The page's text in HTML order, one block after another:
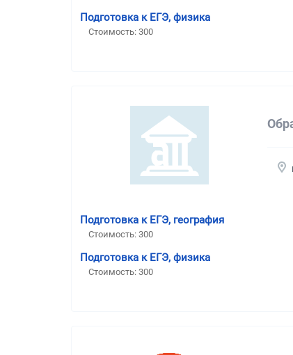
Подготовка к ЕГЭ, физика
Стоимость: 300
Подготовка к ЕГЭ, география
Стоимость: 300
Подготовка к ЕГЭ, физика
Стоимость: 300